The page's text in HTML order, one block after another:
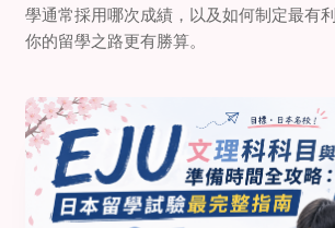
學通常採用哪次成績，以及如何制定最有
你的留學之路更有勝算。